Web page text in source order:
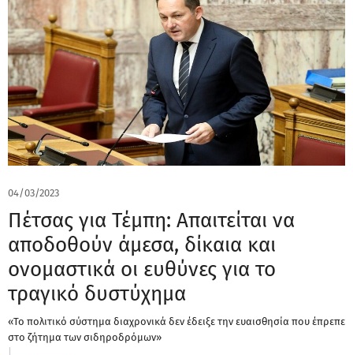
04/03/2023
Πέτσας για Τέμπη: Απαιτείται να
αποδοθούν άμεσα, δίκαια και
ονομαστικά οι ευθύνες για το
τραγικό δυστύχημα
«Το πολιτικό σύστημα διαχρονικά δεν έδειξε την ευαισθησία που έπρεπε
στο ζήτημα των σιδηροδρόμων»